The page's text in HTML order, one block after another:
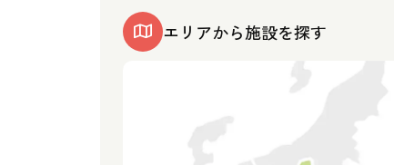
エリアから施設を探す